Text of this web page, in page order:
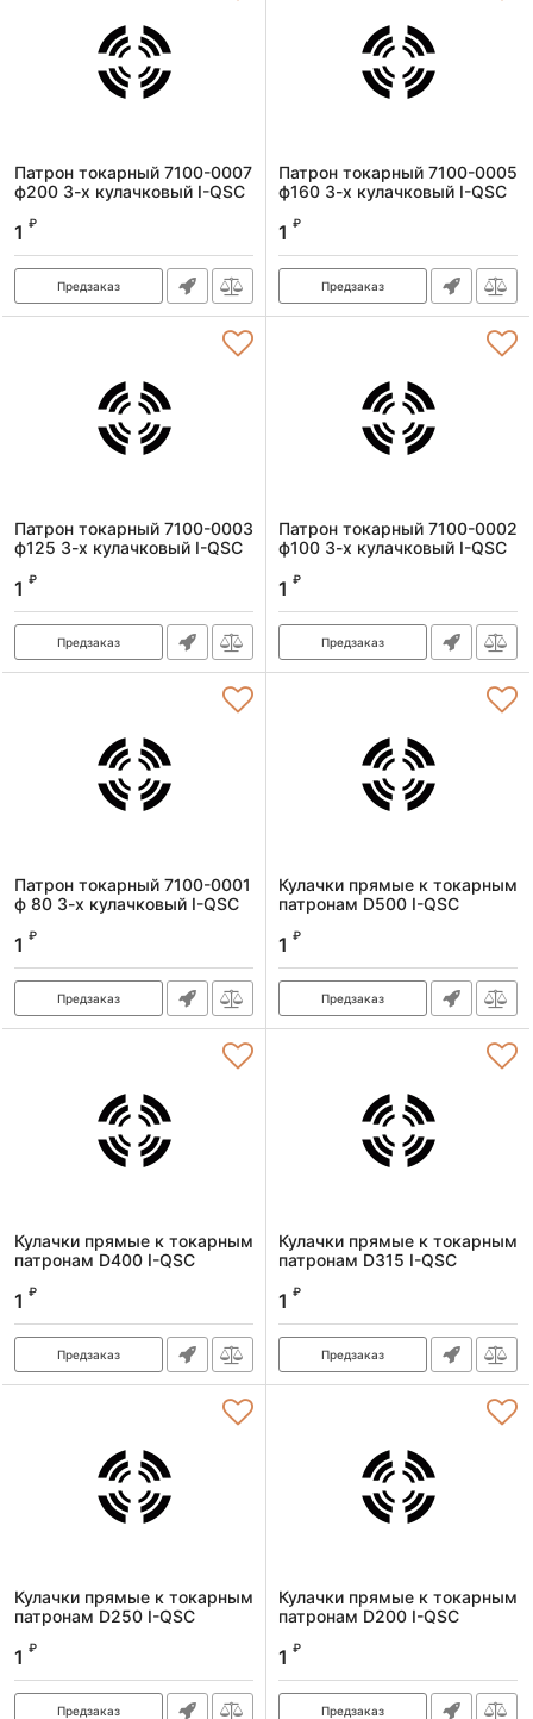
Патрон токарный 7100-0007
ф200 3-х кулачковый I-QSC
Артикул:
1 ₽
Предзаказ
Патрон токарный 7100-0005
ф160 3-х кулачковый I-QSC
Артикул:
1 ₽
Предзаказ
Патрон токарный 7100-0003
ф125 3-х кулачковый I-QSC
Артикул:
1 ₽
Предзаказ
Патрон токарный 7100-0002
ф100 3-х кулачковый I-QSC
Артикул:
1 ₽
Предзаказ
Патрон токарный 7100-0001
ф 80 3-х кулачковый I-QSC
Артикул:
1 ₽
Предзаказ
Кулачки прямые к токарным
патронам D500 I-QSC
Артикул:
1 ₽
Предзаказ
Кулачки прямые к токарным
патронам D400 I-QSC
Артикул:
1 ₽
Предзаказ
Кулачки прямые к токарным
патронам D315 I-QSC
Артикул:
1 ₽
Предзаказ
Кулачки прямые к токарным
патронам D250 I-QSC
Артикул:
1 ₽
Предзаказ
Кулачки прямые к токарным
патронам D200 I-QSC
Артикул:
1 ₽
Предзаказ